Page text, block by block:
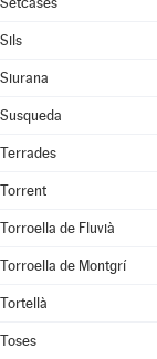
Sils
Siurana
Susqueda
Terrades
Torrent
Torroella de Fluvià
Torroella de Montgrí
Tortellà
Toses